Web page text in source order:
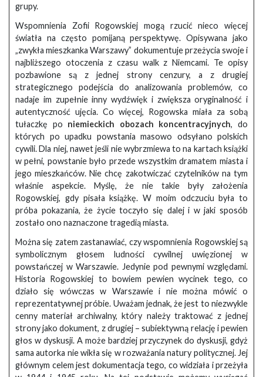
grupy.
Wspomnienia Zofii Rogowskiej mogą rzucić nieco więcej
światła na często pomijaną perspektywę. Opisywana jako
„zwykła mieszkanka Warszawy” dokumentuje przeżycia swoje i
najbliższego otoczenia z czasu walk z Niemcami. Te opisy
pozbawione są z jednej strony cenzury, a z drugiej
strategicznego podejścia do analizowania problemów, co
nadaje im zupełnie inny wydźwięk i zwiększa oryginalność i
autentyczność ujęcia. Co więcej, Rogowska miała za sobą
tułaczkę po niemieckich obozach koncentracyjnych, do
których po upadku powstania masowo odsyłano polskich
cywili. Dla niej, nawet jeśli nie wybrzmiewa to na kartach książki
w pełni, powstanie było przede wszystkim dramatem miasta i
jego mieszkańców. Nie chcę zakotwiczać czytelników na tym
właśnie aspekcie. Myślę, że nie takie były założenia
Rogowskiej, gdy pisała książkę. W moim odczuciu była to
próba pokazania, że życie toczyło się dalej i w jaki sposób
zostało ono naznaczone tragedią miasta.
Można się zatem zastanawiać, czy wspomnienia Rogowskiej są
symbolicznym głosem ludności cywilnej uwięzionej w
powstańczej w Warszawie. Jedynie pod pewnymi względami.
Historia Rogowskiej to bowiem pewien wycinek tego, co
działo się wówczas w Warszawie i nie można mówić o
reprezentatywnej próbie. Uważam jednak, że jest to niezwykle
cenny materiał archiwalny, który należy traktować z jednej
strony jako dokument, z drugiej – subiektywną relację i pewien
głos w dyskusji. A może bardziej przyczynek do dyskusji, gdyż
sama autorka nie wikła się w rozważania natury politycznej. Jej
głównym celem jest dokumentacja tego, co widziała i przeżyła